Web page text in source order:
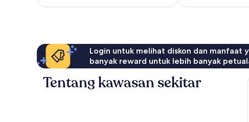
Login untuk melihat diskon dan manfaat
banyak reward untuk lebih banyak
Tentang kawasan sekitar